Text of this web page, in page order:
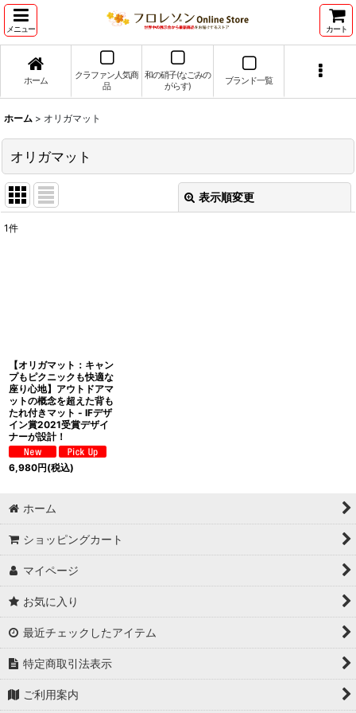
メニュー カート
ホーム
クラファン人気商
品
和の硝子(なごみの
がらす)
ブランド一覧
ホーム > オリガマット
オリガマット
表示順変更
1件
【オリガマット：キャン
プもピクニックも快適な
座り心地】アウトドアマ
ットの概念を超えた背も
たれ付きマット - IFデザ
イン賞2021受賞デザイ
ナーが設計！
6,980円(税込)
ホーム
ショッピングカート
マイページ
お気に入り
最近チェックしたアイテム
特定商取引法表示
ご利用案内